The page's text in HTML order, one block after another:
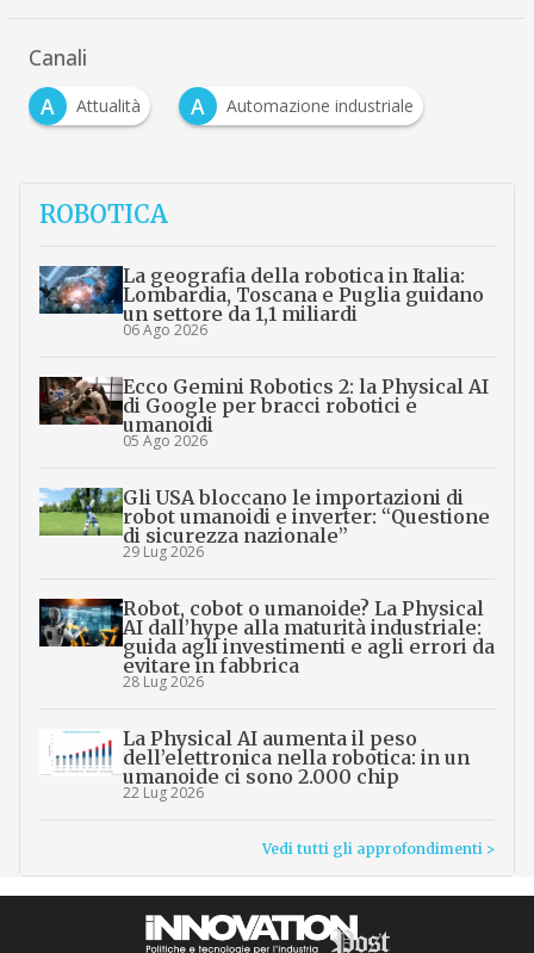
Canali
A
Attualità A Automazione industriale
ROBOTICA
La geografia della robotica in Italia:
Lombardia, Toscana e Puglia guidano
un settore da 1,1 miliardi
06 Ago 2026
Ecco Gemini Robotics 2: la Physical AI
di Google per bracci robotici e
umanoidi
05 Ago 2026
Gli USA bloccano le importazioni di
robot umanoidi e inverter: “Questione
di sicurezza nazionale”
29 Lug 2026
Robot, cobot o umanoide? La Physical
AI dall’hype alla maturità industriale:
guida agli investimenti e agli errori da
evitare in fabbrica
28 Lug 2026
La Physical AI aumenta il peso
dell’elettronica nella robotica: in un
umanoide ci sono 2.000 chip
22 Lug 2026
Vedi tutti gli approfondimenti >